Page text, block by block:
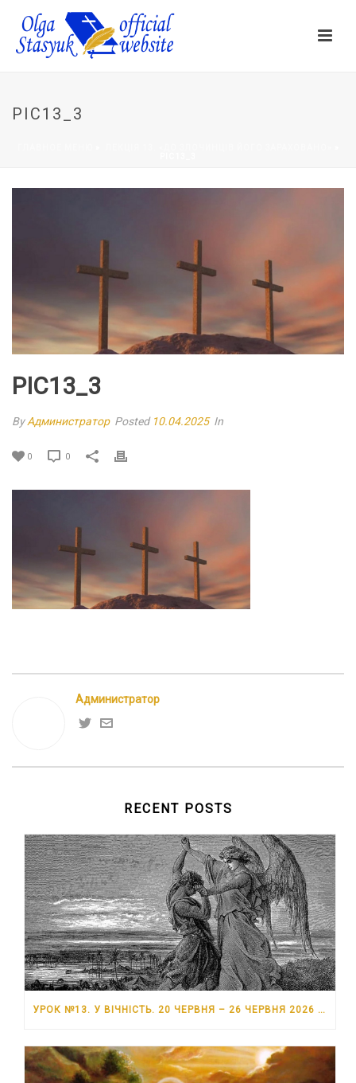
PIC13_3
PIC13_3
ByАдминистратор Posted 10.04.2025 In
0 0
Администратор
RECENT POSTS
УРОК №13. У ВІЧНІСТЬ. 20 ЧЕРВНЯ – 26 ЧЕРВНЯ 2026 РОКУ